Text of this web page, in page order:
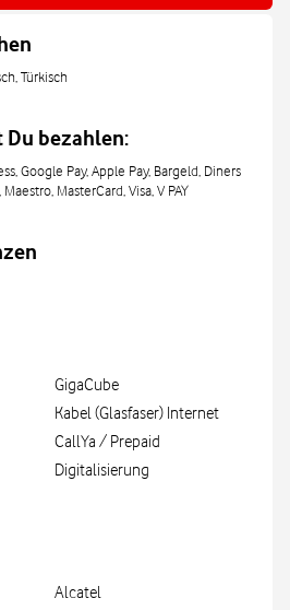
Türkisch
Du bezahlen:
Google Pay, Apple Pay, Bargeld, Diners
MasterCard, Visa, V PAY
GigaCube
Kabel (Glasfaser) Internet
CallYa / Prepaid
Digitalisierung
Alcatel